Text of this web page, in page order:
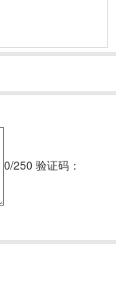
0/250 验证码：